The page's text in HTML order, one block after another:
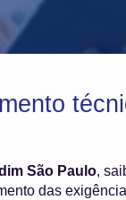
São Paulo,
das